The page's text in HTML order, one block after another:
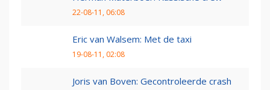
22-08-11, 06:08
Eric van Walsem: Met de taxi
19-08-11, 02:08
Joris van Boven: Gecontroleerde crash